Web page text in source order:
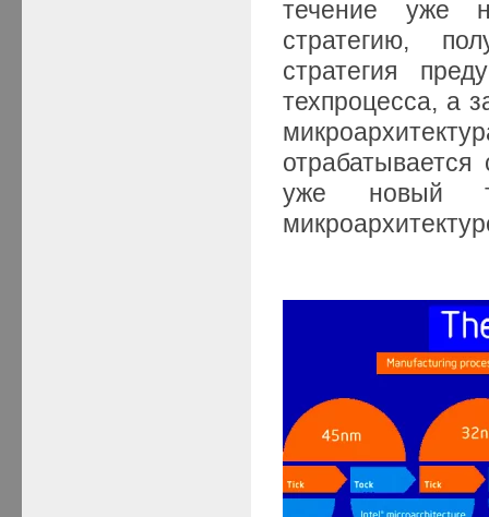
течение уже
стратегию,
стратегия
техпроцесса, а
уже новый